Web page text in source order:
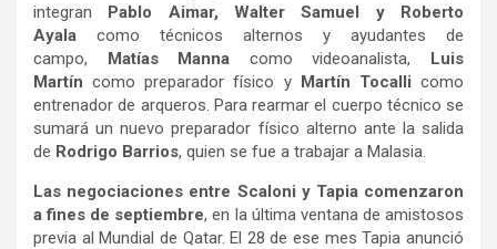
integran Pablo Aimar, Walter Samuel y Roberto
Ayala como técnicos alternos y ayudantes de
campo, Matías Manna como videoanalista, Luis
Martíncomo preparador físico y Martín Tocallicomo
entrenador de arqueros. Para rearmar el cuerpo técnico se
sumará un nuevo preparador físico alterno ante la salida
de Rodrigo Barrios, quien se fue a trabajar a Malasia.
Las negociaciones entre Scaloni y Tapia comenzaron
a fines de septiembre, en la última ventana de amistosos
previa al Mundial de Qatar. El 28 de ese mes Tapia anunció